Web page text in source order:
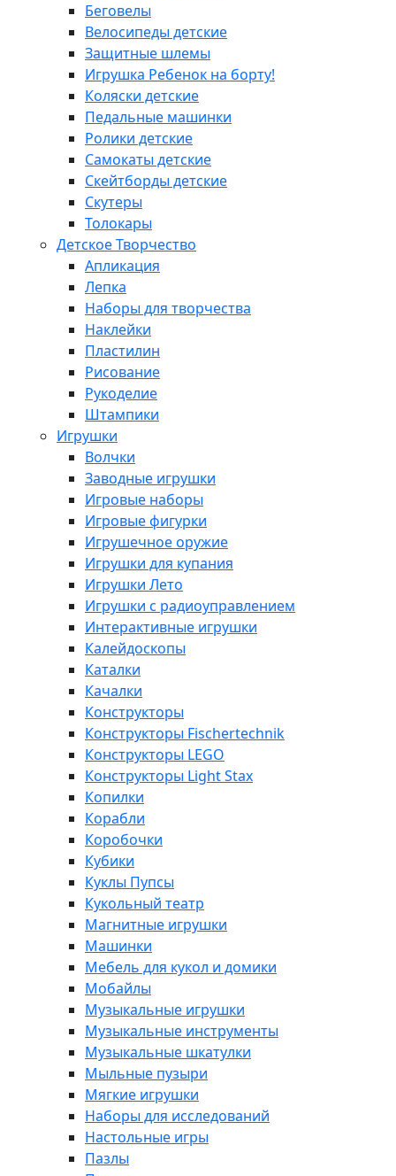
Беговелы
Велосипеды детские
Защитные шлемы
Игрушка Ребенок на борту!
Коляски детские
Педальные машинки
Ролики детские
Самокаты детские
Скейтборды детские
Скутеры
Толокары
Детское Творчество
Апликация
Лепка
Наборы для творчества
Наклейки
Пластилин
Рисование
Рукоделие
Штампики
Игрушки
Волчки
Заводные игрушки
Игровые наборы
Игровые фигурки
Игрушечное оружие
Игрушки для купания
Игрушки Лето
Игрушки с радиоуправлением
Интерактивные игрушки
Калейдоскопы
Каталки
Качалки
Конструкторы
Конструкторы Fisсhertechnik
Конструкторы LEGO
Конструкторы Light Stax
Копилки
Корабли
Коробочки
Кубики
Куклы Пупсы
Кукольный театр
Магнитные игрушки
Машинки
Мебель для кукол и домики
Мобайлы
Музыкальные игрушки
Музыкальные инструменты
Музыкальные шкатулки
Мыльные пузыри
Мягкие игрушки
Наборы для исследований
Настольные игры
Пазлы